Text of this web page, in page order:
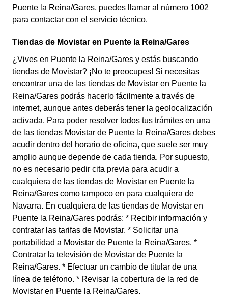
Puente la Reina/Gares, puedes llamar al número 1002
para contactar con el servicio técnico.
Tiendas de Movistar en Puente la Reina/Gares
¿Vives en Puente la Reina/Gares y estás buscando
tiendas de Movistar? ¡No te preocupes! Si necesitas
encontrar una de las tiendas de Movistar en Puente la
Reina/Gares podrás hacerlo fácilmente a través de
internet, aunque antes deberás tener la geolocalización
activada. Para poder resolver todos tus trámites en una
de las tiendas Movistar de Puente la Reina/Gares debes
acudir dentro del horario de oficina, que suele ser muy
amplio aunque depende de cada tienda. Por supuesto,
no es necesario pedir cita previa para acudir a
cualquiera de las tiendas de Movistar en Puente la
Reina/Gares como tampoco en para cualquiera de
Navarra. En cualquiera de las tiendas de Movistar en
Puente la Reina/Gares podrás: * Recibir información y
contratar las tarifas de Movistar. * Solicitar una
portabilidad a Movistar de Puente la Reina/Gares. *
Contratar la televisión de Movistar de Puente la
Reina/Gares. * Efectuar un cambio de titular de una
línea de teléfono. * Revisar la cobertura de la red de
Movistar en Puente la Reina/Gares.